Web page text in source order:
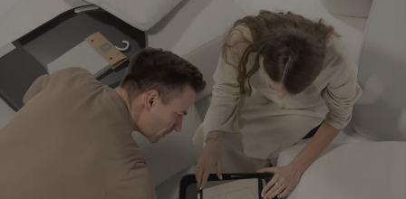
Miękkie poduszki dla najwyższego komfortu siedzenia
Poduszki o grubości 20 cm zapewniają szczególnie przyjemne uczucie
siedzenia. Pokrowce w ciepłym beżowym kolorze są zdejmowane,
można je prać i są wykonane z łatwego w pielęgnacji poliestru – idealne
do użytku na zewnątrz.
Stylowy stolik wypoczynkowy ze szklanym blatem
Pasujący stolik wypoczynkowy z przezroczystym, zdejmowanym
szklanym blatem uzupełnia zestaw. Stanowi nowoczesny akcent, a
jednocześnie oferuje praktyczną powierzchnię do odkładania.